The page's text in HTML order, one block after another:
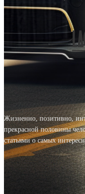
Жизненно, позитивно,
прекрасной половины
статьями о самых